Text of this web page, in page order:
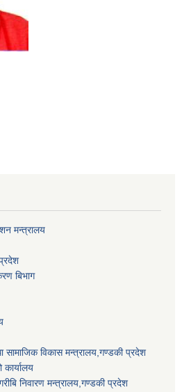
मन्त्रालय
बिभाग
सामाजिक विकास मन्त्रालय,गण्डकी प्रदेश
कार्यालय
निवारण मन्त्रालय,गण्डकी प्रदेश